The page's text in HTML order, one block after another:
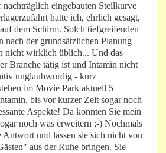
nachträglich eingebauten Steilkurve
hatte ich, ehrlich gesagt,
dem Schirm. Solch tiefgreifenden
nach der grundsätzlichen Planung
nicht wirklich üblich... Und das
Branche tätig ist und Intamin nicht
unglaubwürdig - kurz
im Movie Park aktuell 5
bis vor kurzer Zeit sogar noch
Aspekte! Da konnten Sie mein
noch was erweitern ;-) Nochmals
und lassen sie sich nicht von
aus der Ruhe bringen. Sie